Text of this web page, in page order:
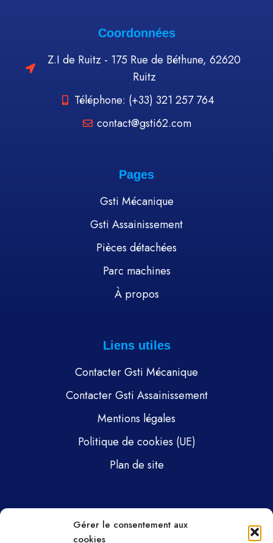
Gérer le consentement aux
cookies
Coordonnées
Z.I de Ruitz - 175 Rue de Béthune, 62620
Ruitz
Téléphone: (+33) 321 257 764
contact@gsti62.com
Pages
Gsti Mécanique
Gsti Assainissement
Pièces détachées
Parc machines
À propos
Liens utiles
Contacter Gsti Mécanique
Contacter Gsti Assainissement
Mentions légales
Politique de cookies (UE)
Plan de site